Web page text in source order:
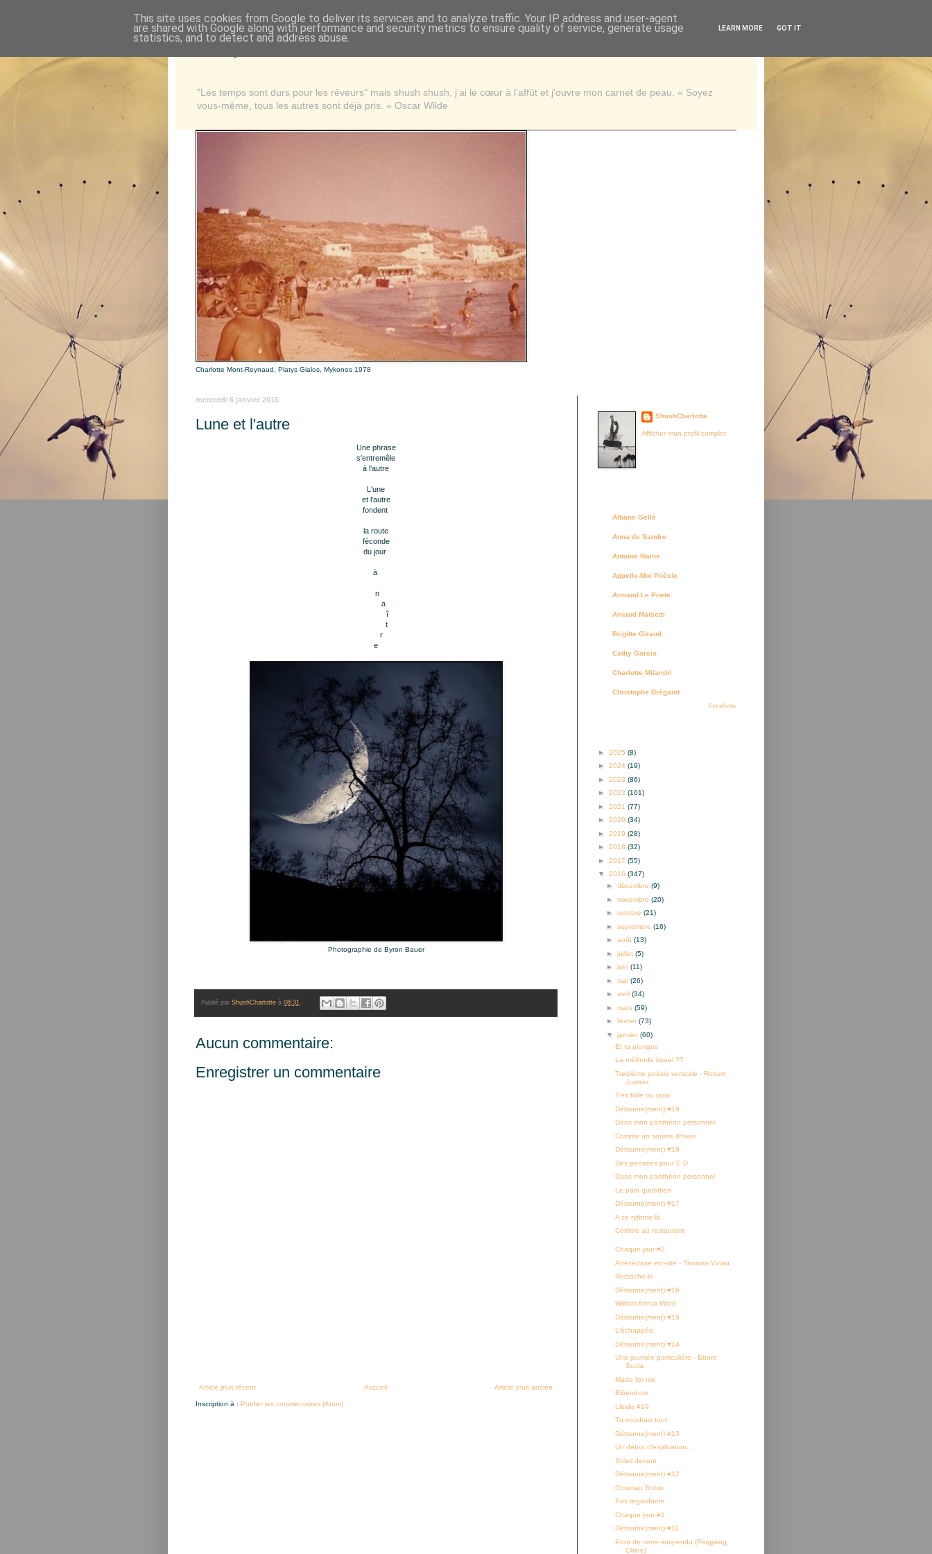
"Les temps sont durs pour les rêveurs" mais shush shush, j'ai le cœur à l'affût et j'ouvre mon carnet de peau. « Soyez
vous-même, tous les autres sont déjà pris. » Oscar Wilde
Charlotte Mont-Reynaud, Platys Gialos, Mykonos 1978
mercredi 6 janvier 2016
Lune et l'autre
Une phrase
s'entremêle
à l'autre
L'une
et l'autre
fondent
la route
féconde
du jour
à
n
a
î
t
r
e
Photographie de Byron Bauer
Publié par ShushCharlotte à 08:31
Aucun commentaire:
Enregistrer un commentaire
Article plus récent Article plus ancien
Accueil
Inscription à : Publier les commentaires (Atom)
ShushCharlotte
Afficher mon profil complet
Albane Gellé
Anna de Sandre
Antoine Maine
Appelle-Moi Poésie
Armand Le Poete
Arnaud Maisetti
Brigitte Giraud
Cathy Garcia
Charlotte Milandri
Christophe Brégaint
Tout afficher
► 2025 (8)
► 2024 (19)
► 2023 (86)
► 2022 (101)
► 2021 (77)
► 2020 (34)
► 2019 (28)
► 2018 (32)
► 2017 (55)
▼ 2016 (347)
► décembre (9)
► novembre (20)
► octobre (21)
► septembre (16)
► août (13)
► juillet (5)
► juin (11)
► mai (26)
► avril (34)
► mars (59)
► février (73)
▼ janvier (60)
Et tu plonges
La méthode kouai ??
Treizième poésie verticale - Robert
Juarroz
T'es folle ou quoi
Détourne(ment) #19
Dans mon panthéon personnel
Comme un sourire d'hiver
Détourne(ment) #18
Des pensées pour E.D
Dans mon panthéon personnel
Le pain quotidien
Détourne(ment) #17
A ce rythme-là
Comme au restaurant
Chaque jour #2
Abécédaire etc-iste - Thomas Vinau
Recrache-le
Détourne(ment) #16
William Arthur Ward
Détourne(ment) #15
L'échappée
Détourne(ment) #14
Une journée particulière - Ettore
Scola
Made for me
Bibendum
Libido #19
Tu voudrais tout
Détourne(ment) #13
Un début d'explication...
Soleil devant
Détourne(ment) #12
Christian Bobin
Pas regardante
Chaque jour #1
Détourne(ment) #11
Pont de verre suspendu (Pingjiang,
Chine)
This site uses cookies from Google to deliver its services and to analyze traffic. Your IP address and user-agent
are shared with Google along with performance and security metrics to ensure quality of service, generate usage
statistics, and to detect and address abuse.
LEARN MORE GOT IT